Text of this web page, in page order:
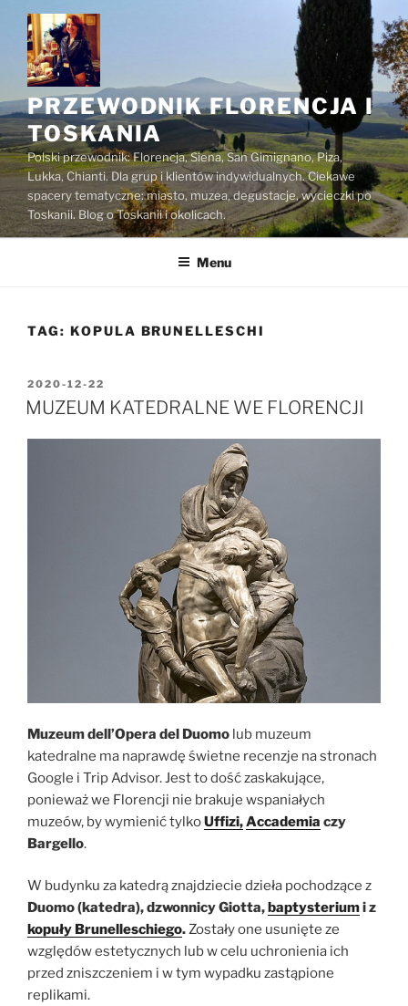
Przejdź
treści
PRZEWODNIK FLORENCJA I
TOSKANIA
Polski przewodnik: Florencja, Siena, San Gimignano, Piza,
Lukka, Chianti. Dla grup i klientów indywidualnych. Ciekawe
spacery tematyczne: miasto, muzea, degustacje, wycieczki po
Toskanii. Blog o Toskanii i okolicach.
Menu
TAG: KOPULA BRUNELLESCHI
OPUBLIKOWANE
W
2020-12-22
MUZEUM KATEDRALNE WE FLORENCJI
Muzeum dell’Opera del Duomo lub muzeum
katedralne ma naprawdę świetne recenzje na stronach
Google i Trip Advisor. Jest to dość zaskakujące,
ponieważ we Florencji nie brakuje wspaniałych
muzeów, by wymienić tylkoUffizi,Accademia czy
Bargello.
W budynku za katedrą znajdziecie dzieła pochodzące z
Duomo (katedra), dzwonnicy Giotta, baptysteriumi z
kopuły Brunelleschiego.Zostały one usunięte ze
względów estetycznych lub w celu uchronienia ich
przed zniszczeniem i w tym wypadku zastąpione
replikami.